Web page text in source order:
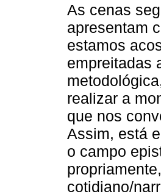
As cenas
apresentam
estamos
empreitadas
realizar a
que nos
Assim, está
o campo
cotidiano/